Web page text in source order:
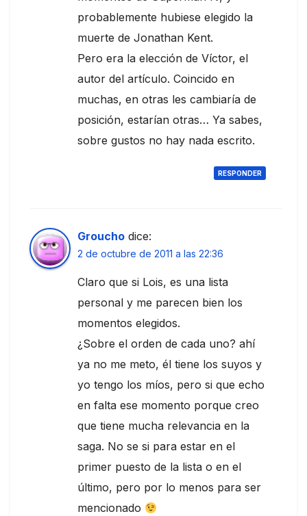
probablemente hubiese elegido la
muerte de Jonathan Kent.
Pero era la elección de Víctor, el
autor del artículo. Coincido en
muchas, en otras les cambiaría de
posición, estarían otras… Ya sabes,
sobre gustos no hay nada escrito.
RESPONDER
Groucho dice:
2 de octubre de 2011 a las 22:36
Claro que si Lois, es una lista
personal y me parecen bien los
momentos elegidos.
¿Sobre el orden de cada uno? ahí
ya no me meto, él tiene los suyos y
yo tengo los míos, pero si que echo
en falta ese momento porque creo
que tiene mucha relevancia en la
saga. No se si para estar en el
primer puesto de la lista o en el
último, pero por lo menos para ser
mencionado